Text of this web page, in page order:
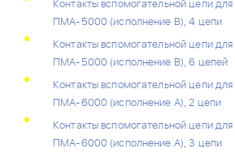
Контакты вспомогательной цепи
ПМА-5000 (исполнение В), 4 цепи
Контакты вспомогательной цепи
ПМА-5000 (исполнение В), 6 цепей
Контакты вспомогательной цепи
ПМА-6000 (исполнение А), 2 цепи
Контакты вспомогательной цепи
ПМА-6000 (исполнение А), 3 цепи